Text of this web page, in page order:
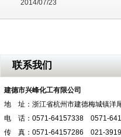
2014/07/23
联系我们
建德市兴峰化工有限公司
地 址：浙江省杭州市建德梅城镇洋
电 话：0571-64157338 0571-
传 真：0571-64157286 021-